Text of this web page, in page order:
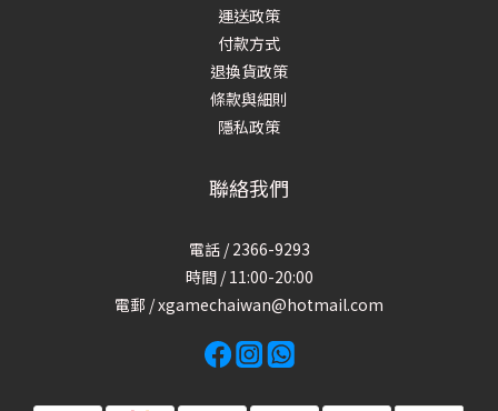
運送政策
付款方式
退換貨政策
條款與細則
隱私政策
聯絡我們
電話 / 2366-9293
時間 / 11:00-20:00
電郵 / xgamechaiwan@hotmail.com